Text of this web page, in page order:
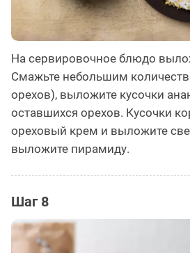
На сервировочное блюдо
Смажьте небольшим
орехов), выложите кусочки
оставшихся орехов. Кусочки
ореховый крем и выложите
выложите пирамиду.
Шаг 8